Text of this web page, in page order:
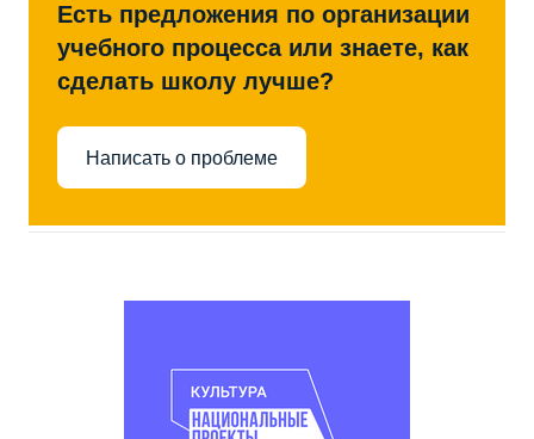
Есть предложения по организации
учебного процесса или знаете, как
сделать школу лучше?
Написать о проблеме